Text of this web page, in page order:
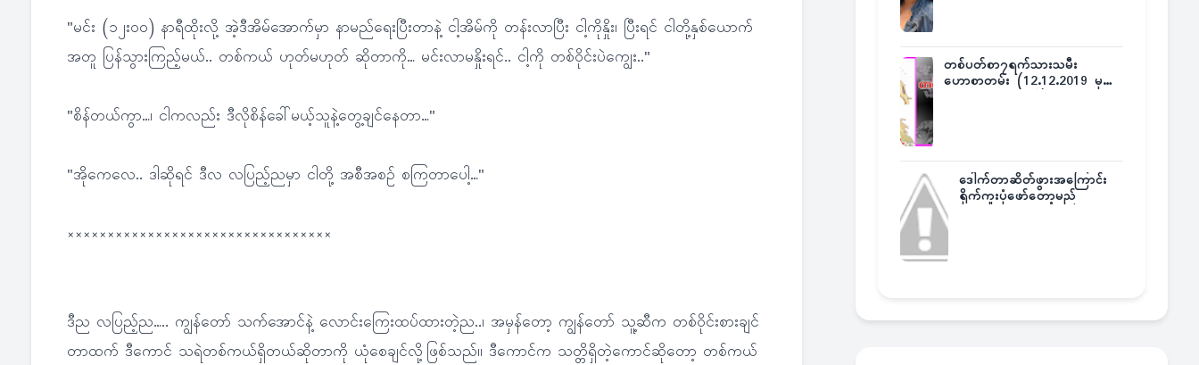
"မင်း (၁၂း၀၀) နာရီထိုးလို့ အဲ့ဒီအိမ်အောက်မှာ နာမည်ရေးပြီးတာနဲ့ ငါ့အိမ်ကို တန်းလာပြီး ငါ့ကိုနှိုး၊ ပြီးရင် ငါတို့နှစ်ယောက်
အတူ ပြန်သွားကြည့်မယ်.. တစ်ကယ် ဟုတ်မဟုတ် ဆိုတာကို… မင်းလာမနှိုးရင်.. ငါ့ကို တစ်ဝိုင်းပဲကျွေး.."
"စိန်တယ်ကွာ…၊ ငါကလည်း ဒီလိုစိန်ခေါ်မယ့်သူနဲ့တွေ့ချင်နေတာ…"
"အိုကေလေ.. ဒါဆိုရင် ဒီလ လပြည့်ညမှာ ငါတို့ အစီအစဉ် စကြတာပေါ့…"
×××××××××××××××××××××××××××××××××
ဒီည လပြည့်ည….. ကျွန်တော် သက်အောင်နဲ့ လောင်းကြေးထပ်ထားတဲ့ည..၊ အမှန်တော့ ကျွန်တော် သူ့ဆီက တစ်ဝိုင်းစားချင်
တာထက် ဒီကောင် သရဲတစ်ကယ်ရှိတယ်ဆိုတာကို ယုံစေချင်လို့ဖြစ်သည်။ ဒီကောင်က သတ္တိရှိတဲ့ကောင်ဆိုတော့ တစ်ကယ်
တစ်ပတ်စာ၇ရက်သားသမီး
ဟောစာတမ်း (12.12.2019 မှ
ဒေါက်တာဆိတ်ဖွားအကြောင်း
ရိုက်ကူးပုံဖော်တော့မည်